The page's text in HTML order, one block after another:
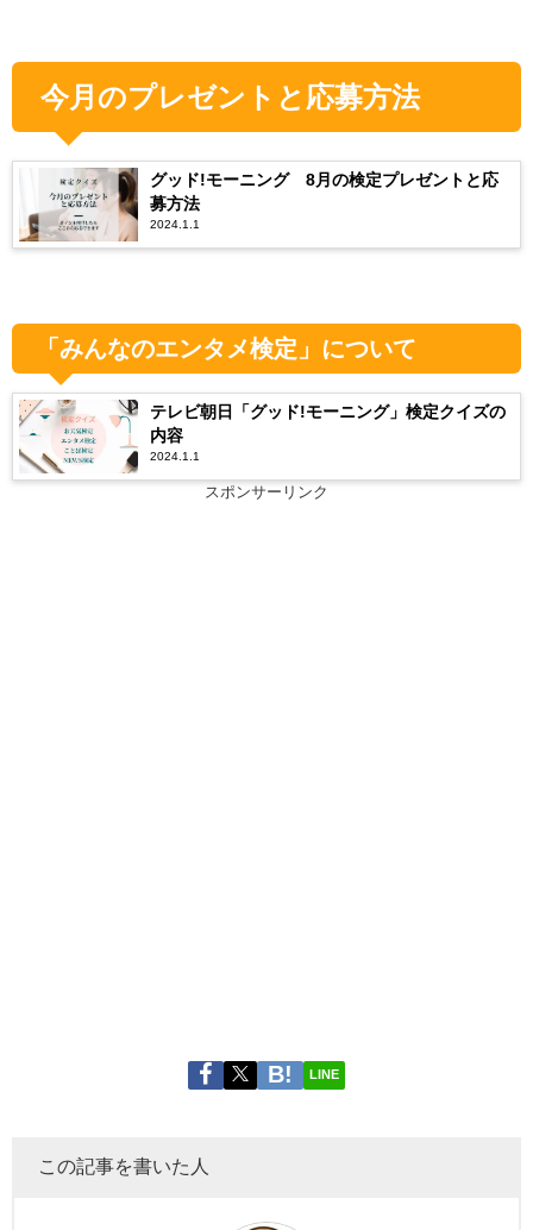
今月のプレゼントと応募方法
グッド!モーニング 8月の検定プレゼントと応
募方法
2024.1.1
「みんなのエンタメ検定」について
テレビ朝日「グッド!モーニング」検定クイズの
内容
2024.1.1
スポンサーリンク
LINE
この記事を書いた人